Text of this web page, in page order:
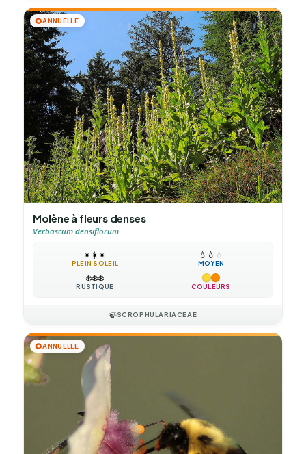
🌻ANNUELLE
Molène à fleurs denses
Verbascum densiflorum
☀️☀️☀️
PLEIN SOLEIL
💧 💧 💧
MOYEN
❄️❄️❄️
RUSTIQUE COULEURS
🍃SCROPHULARIACEAE
🌻ANNUELLE